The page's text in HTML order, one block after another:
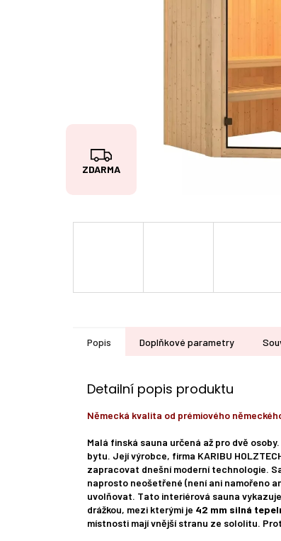
Z
D
R
ZDARMA
Popis Doplňkové parametry
Detailní popis produktu
Německá kvalita od prémiového
Malá finská sauna určená až pro dvě osoby.
bytu. Její výrobce, firma KARIBU
zapracovat dnešní moderní technologie.
naprosto neošetřené (není ani namořeno
uvolňovat. Tato interiérová sauna
drážkou, mezi kterými je 42 mm silná
místnosti mají vnější stranu ze sololitu.